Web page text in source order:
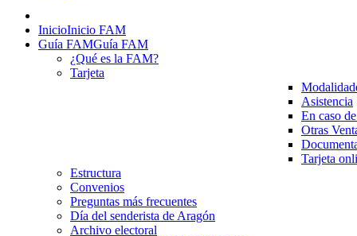
InicioInicio FAM
Guía FAMGuía FAM
¿Qué es la FAM?
Tarjeta
Asistencia
En caso
Otras
Tarjeta
Estructura
Convenios
Preguntas más frecuentes
Día del senderista de Aragón
Archivo electoral